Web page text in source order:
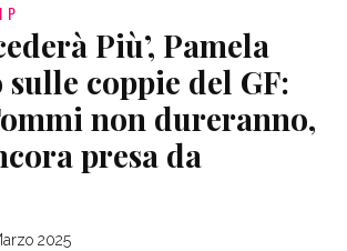
Più’, Pamela
coppie del GF:
non dureranno,
presa da
2025